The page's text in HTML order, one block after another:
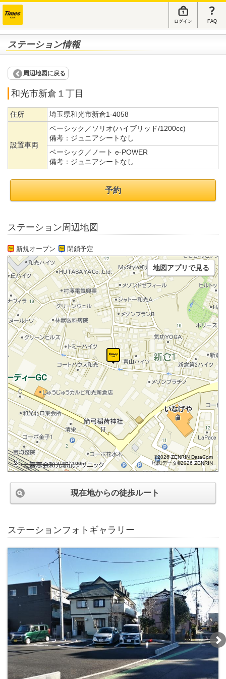
ログイン FAQ
ステーション情報
周辺地図に戻る
和光市新倉１丁目
住所 埼玉県和光市新倉1-4058
設置車両
ベーシック／ソリオ(ハイブリッド/1200cc)
備考： ジュニアシートなし
ベーシック／ノート e-POWER
備考： ジュニアシートなし
予約
ステーション周辺地図
新規オープン 閉鎖予定
100m
©2026 ZENRIN DataCom
地図データ©2026 ZENRIN
地図アプリで見る
現在地からの徒歩ルート
ステーションフォトギャラリー